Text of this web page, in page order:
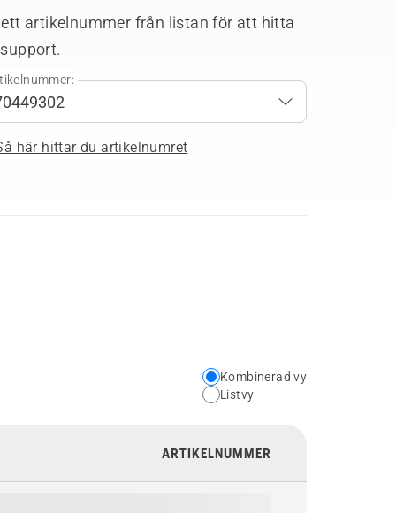
artikelnummer från listan för att hitta
här hittar du artikelnumret
Choose
your
view
type
Kombinerad vy
Listvy
ARTIKELNUMMER